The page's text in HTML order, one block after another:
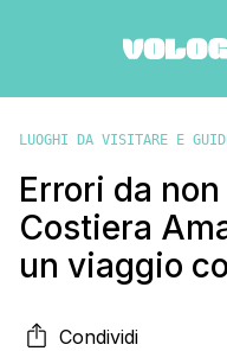
LUOGHI DA VISITARE E
Errori da
Costiera
un viaggio
Condividi